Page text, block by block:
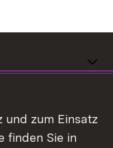
zum Einsatz
finden Sie in